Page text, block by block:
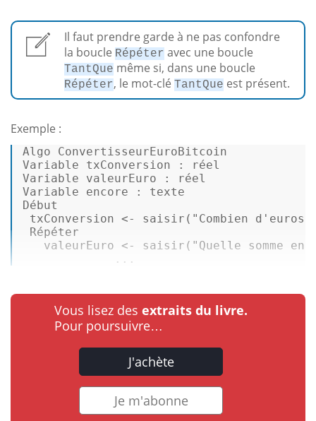
Il faut prendre garde à ne pas confondre
la boucle Répéter avec une boucle
TantQue même si, dans une boucle
Répéter, le mot-clé TantQue est présent.
Exemple :
Algo ConvertisseurEuroBitcoin
Variable txConversion : réel
Variable valeurEuro : réel
Variable encore : texte
Début
txConversion <- saisir ( "Combien
Répéter
valeurEuro <-
saisir ( "Quelle somme
...
Vous lisez des extraits du livre.
Pour poursuivre…
J'achète
Je m'abonne